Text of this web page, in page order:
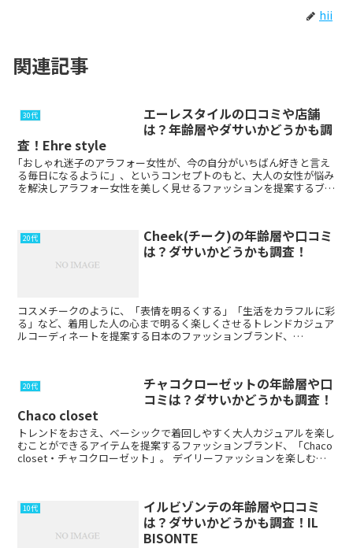
hii
関連記事
30代
エーレスタイルの口コミや店舗
は？年齢層やダサいかどうかも調
査！Ehre style
｢おしゃれ迷子のアラフォー女性が、今の自分がいちばん好きと言え
る毎日になるように」、というコンセプトのもと、大人の女性が悩み
を解決しアラフォー女性を美しく見せるファッションを提案するブラ
20代
Cheek(チーク)の年齢層や口コミ
は？ダサいかどうかも調査！
コスメチークのように、「表情を明るくする」「生活をカラフルに彩
る」など、着用した人の心まで明るく楽しくさせるトレンドカジュア
ルコーディネートを提案する日本のファッションブランド、
20代
チャコクローゼットの年齢層や口
コミは？ダサいかどうかも調査！
Chaco closet
トレンドをおさえ、ベーシックで着回しやすく大人カジュアルを楽し
むことができるアイテムを提案するファッションブランド、「Chaco
closet・チャコクローゼット」。 デイリーファッションを楽しむア
10代
イルビゾンテの年齢層や口コミ
は？ダサいかどうかも調査！IL
BISONTE